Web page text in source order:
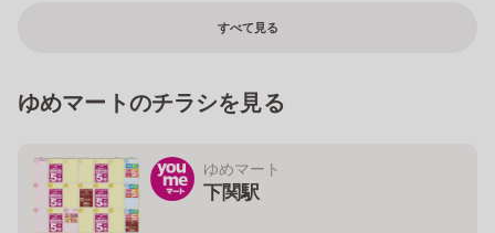
すべて見る
ゆめマートのチラシを見る
ゆめマート
下関駅